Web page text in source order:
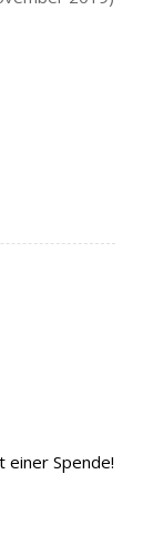
einer Spende!